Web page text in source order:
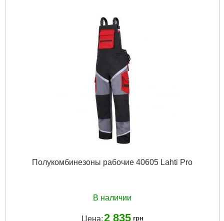
Полукомбинезоны рабочие 40605 Lahti Pro
В наличии
Цена:2 835 грн